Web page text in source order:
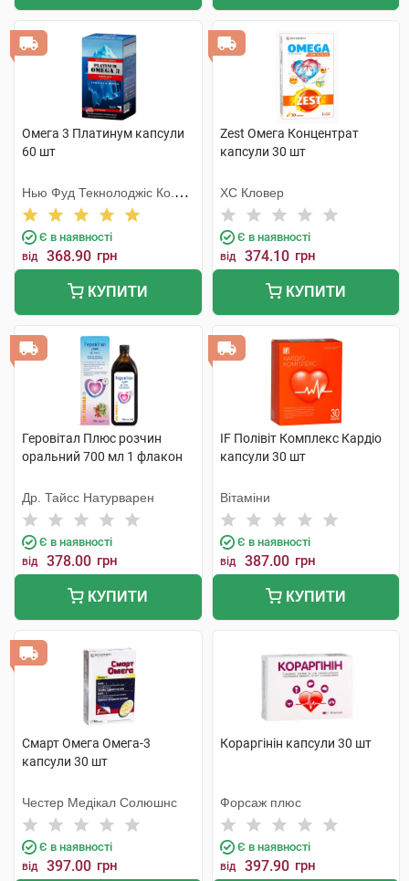
Омега 3 Платинум капсули
60 шт
Нью Фуд Текнолоджіс Ко.
Лтд
Є в наявності
від 368.90 грн
КУПИТИ
Zest Омега Концентрат
капсули 30 шт
ХС Кловер
Є в наявності
від 374.10 грн
КУПИТИ
Геровітал Плюс розчин
оральний 700 мл 1 флакон
Др. Тайсс Натурварен
Є в наявності
від 378.00 грн
КУПИТИ
IF Полівіт Комплекс Кардіо
капсули 30 шт
Вітаміни
Є в наявності
від 387.00 грн
КУПИТИ
Смарт Омега Омега-3
капсули 30 шт
Честер Медікал Солюшнс
Є в наявності
від 397.00 грн
Кораргінін капсули 30 шт
Форсаж плюс
Є в наявності
від 397.90 грн